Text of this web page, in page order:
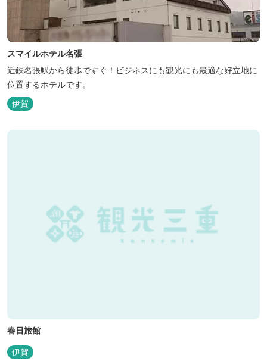
スマイルホテル名張
近鉄名張駅から徒歩ですぐ！ビジネスにも観光にも最適な好立地に
位置するホテルです。
伊賀
春日旅館
伊賀